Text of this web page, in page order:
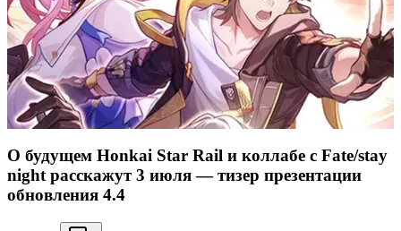
О будущем Honkai Star Rail и коллабе с Fate/stay
night расскажут 3 июля — тизер презентации
обновления 4.4